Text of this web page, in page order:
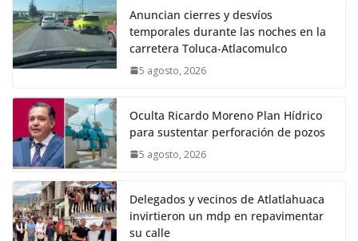
Anuncian cierres y desvíos
temporales durante las noches en la
carretera Toluca-Atlacomulco
5 agosto, 2026
Oculta Ricardo Moreno Plan Hídrico
para sustentar perforación de pozos
5 agosto, 2026
Delegados y vecinos de Atlatlahuaca
invirtieron un mdp en repavimentar
su calle